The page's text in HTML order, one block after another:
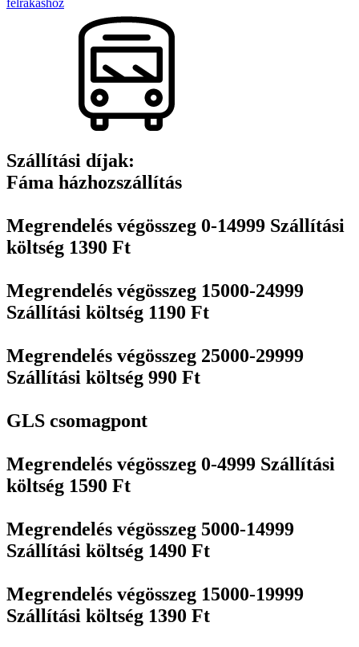
a
felrakáshoz
Szállítási díjak:
Fáma házhozszállítás
Megrendelés végösszeg 0-14999 Szállítási
költség 1390 Ft
Megrendelés végösszeg 15000-24999
Szállítási költség 1190 Ft
Megrendelés végösszeg 25000-29999
Szállítási költség 990 Ft
GLS csomagpont
Megrendelés végösszeg 0-4999 Szállítási
költség 1590 Ft
Megrendelés végösszeg 5000-14999
Szállítási költség 1490 Ft
Megrendelés végösszeg 15000-19999
Szállítási költség 1390 Ft